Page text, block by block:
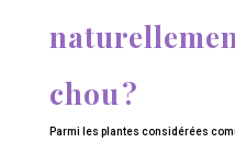
chou ?
Parmi les plantes considérées